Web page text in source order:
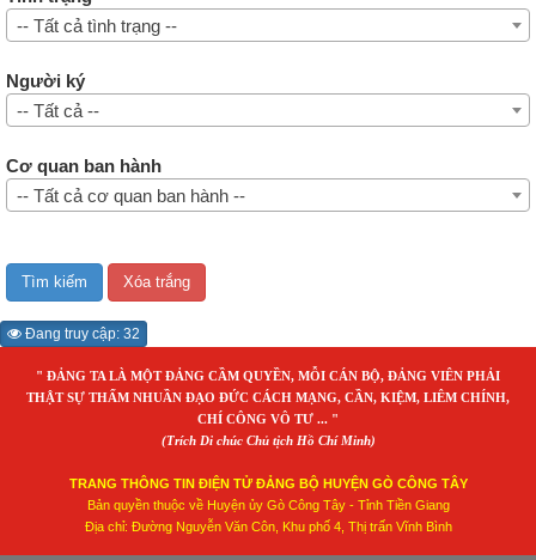
-- Tất cả tình trạng --
Người ký
-- Tất cả --
Cơ quan ban hành
-- Tất cả cơ quan ban hành --
Đang truy cập: 32
" ĐẢNG TA LÀ MỘT ĐẢNG CẦM QUYỀN, MỖI CÁN BỘ, ĐẢNG VIÊN PHẢI
THẬT SỰ THẤM NHUẦN ĐẠO ĐỨC CÁCH MẠNG, CẦN, KIỆM, LIÊM CHÍNH,
CHÍ CÔNG VÔ TƯ ... "
(Trích Di chúc Chủ tịch Hồ Chí Minh)
TRANG THÔNG TIN ĐIỆN TỬ ĐẢNG BỘ HUYỆN GÒ CÔNG TÂY
Bản quyền thuộc về Huyện ủy Gò Công Tây - Tỉnh Tiền Giang
Địa chỉ: Đường Nguyễn Văn Côn, Khu phố 4, Thị trấn Vĩnh Bình